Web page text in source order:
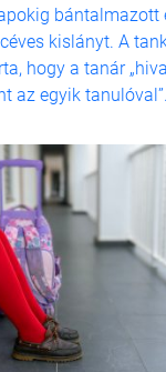
bántalmazott
kislányt. A
hogy a tanár
az egyik tanulóval”.